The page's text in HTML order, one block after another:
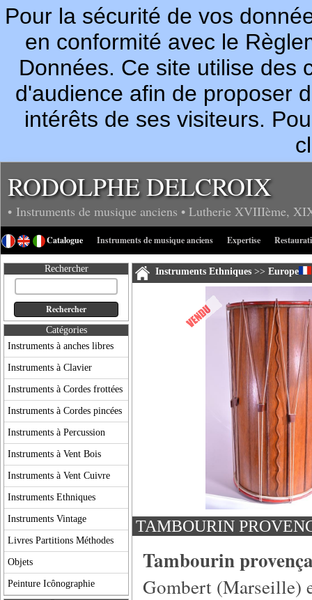
Pour la sécurité de vos
en conformité avec le
Données. Ce site utilise des
d'audience afin de proposer
intérêts de ses visiteurs.
RODOLPHE DELCROIX
• Instruments de musique anciens • Lutherie XVIIIème,
Catalogue Instruments de musique anciens Expertise
Rechercher
Catégories
Instruments à anches libres
Instruments à Clavier
Instruments à Cordes frottées
Instruments à Cordes pincées
Instruments à Percussion
Instruments à Vent Bois
Instruments à Vent Cuivre
Instruments Ethniques
Instruments Vintage
Livres Partitions Méthodes
Objets
Peinture Icônographie
Instruments Ethniques>> Europe
TAMBOURIN
Tambourin
Gombert (Marseille)